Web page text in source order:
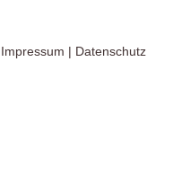
Impressum | Datenschutz